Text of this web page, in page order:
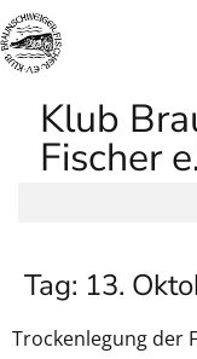
Klub
Fischer
Tag: 13.
Trockenlegung der